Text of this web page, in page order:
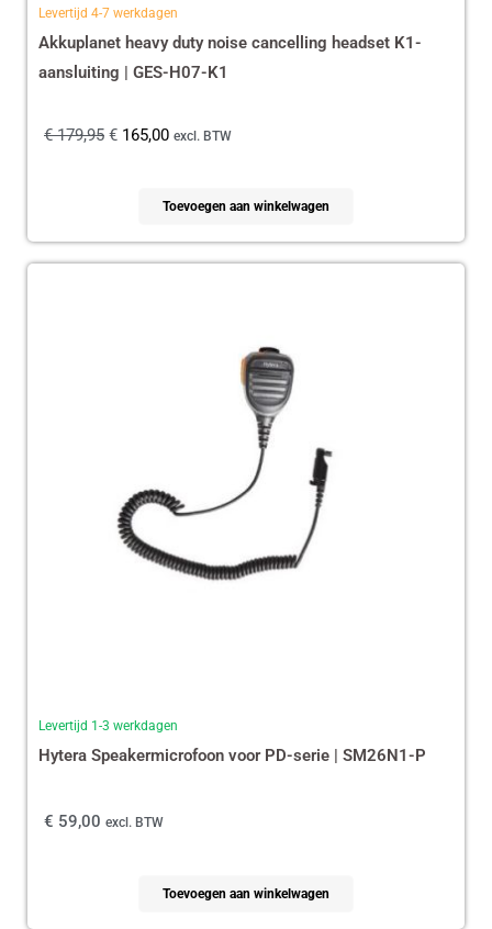
Levertijd 4-7 werkdagen
Akkuplanet heavy duty noise cancelling headset K1-
aansluiting | GES-H07-K1
€179,95 € 165,00 excl. BTW
Toevoegen aan winkelwagen
Levertijd 1-3 werkdagen
Hytera Speakermicrofoon voor PD-serie | SM26N1-P
€ 59,00 excl. BTW
Toevoegen aan winkelwagen